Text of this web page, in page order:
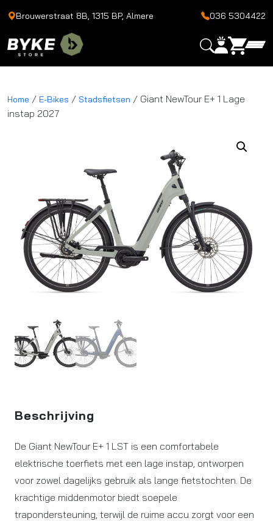
Brouwerstraat 8B, 1315 BP, Almere 036 5304422
Home / E-Bikes / Stadsfietsen / Giant NewTour E+ 1 Lage
instap 2027
Beschrijving
De Giant NewTour E+ 1 LST is een comfortabele
elektrische toerfiets met een lage instap, ontworpen
voor zowel dagelijks gebruik als lange fietstochten. De
krachtige middenmotor biedt soepele
trapondersteuning, terwijl de ruime accu zorgt voor een